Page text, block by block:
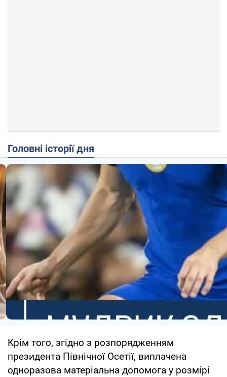
Головні історії дня
Крім того, згідно з розпорядженням
президента Північної Осетії, виплачена
одноразова матеріальна допомога у розмірі